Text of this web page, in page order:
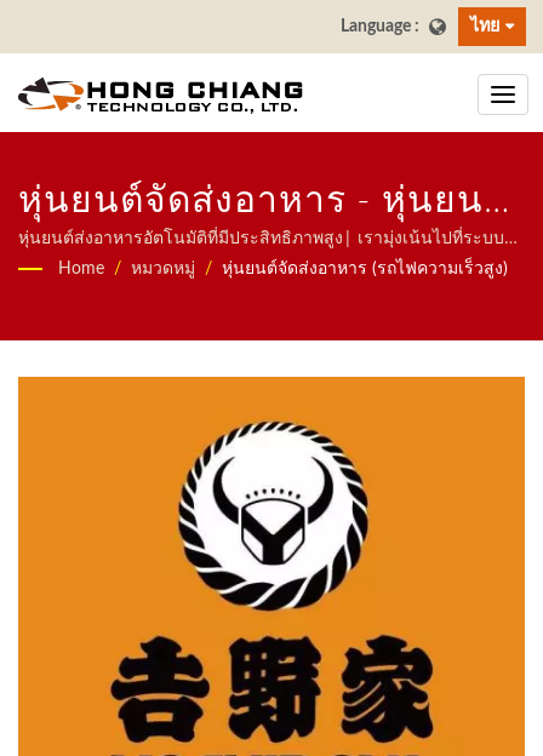
ไทย
หุ่นยนต์จัดส่งอาหาร - หุ่นยนต์
จัดส่งอาหาร (รถไฟความเร็ว
สูง) | ผู้ผลิตสายพานลำเลียงซูชิ
สำหรับร้านอาหารและการรับ
ประทานอาหาร | ฮงเจียง
หุ่นยนต์ส่งอาหารอัตโนมัติที่มีประสิทธิภาพสูง| เรามุ่งเน้นไปที่ระบบ
อัตโนมัติสำหรับร้านอาหาร รวมถึงหุ่นยนต์ส่งอาหาร ระบบรถไฟ
Home / หมวดหมู่ / หุ่นยนต์จัดส่งอาหาร (รถไฟความเร็วสูง)